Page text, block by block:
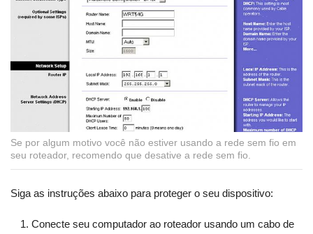
Se por algum motivo você não estiver usando a rede sem fio em
seu roteador, recomendo que desative a rede sem fio.
Siga as instruções abaixo para proteger o seu dispositivo:
Conecte seu computador ao roteador usando um cabo de